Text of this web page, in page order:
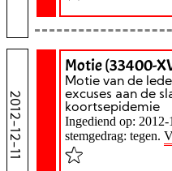
2012-12-11
Motie (33400-
Motie van de
excuses aan de
koortsepidemie
Ingediend op:
stemgedrag: tegen.